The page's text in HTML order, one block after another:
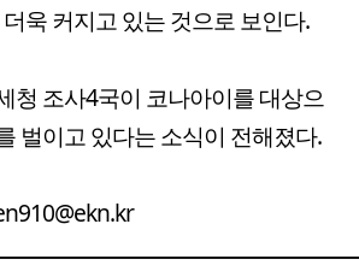
욱 커지고 있는 것으로 보인다.
청 조사4국이 코나아이를 대상으
벌이고 있다는 소식이 전해졌다.